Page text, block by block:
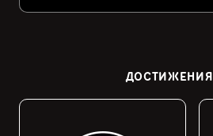
ДОСТИЖЕНИЯ